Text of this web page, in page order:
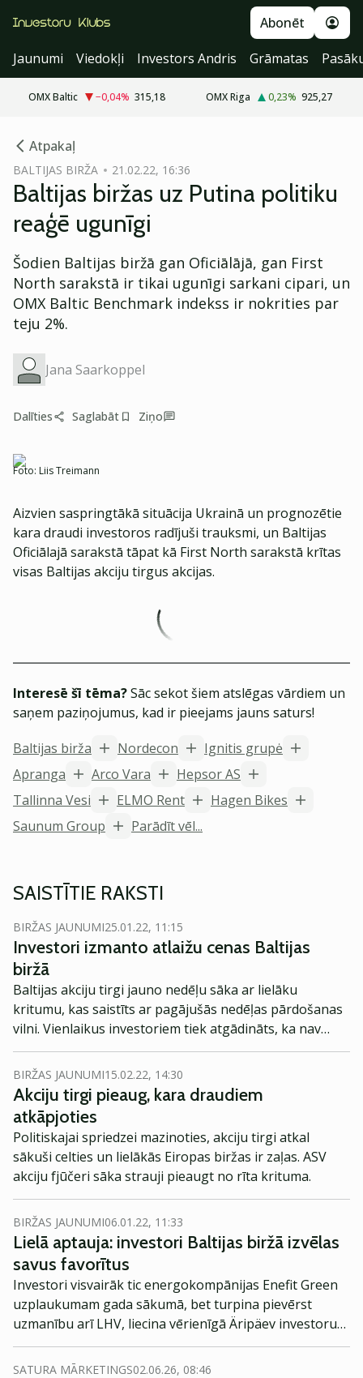
Abonēt
Jaunumi
Viedokļi Investors Andris Grāmatas
OMX Baltic −0,04% 315,18 OMX Riga 0,23% 925,27
Atpakaļ
BALTIJAS BIRŽA 21.02.22, 16:36
Baltijas biržas uz Putina politiku
reaģē ugunīgi
Šodien Baltijas biržā gan Oficiālājā, gan First
North sarakstā ir tikai ugunīgi sarkani cipari, un
OMX Baltic Benchmark indekss ir nokrities par
teju 2%.
Jana Saarkoppel
Dalīties Saglabāt Ziņo
Foto: Liis Treimann
Aizvien saspringtākā situācija Ukrainā un prognozētie
kara draudi investoros radījuši trauksmi, un Baltijas
Oficiālajā sarakstā tāpat kā First North sarakstā krītas
visas Baltijas akciju tirgus akcijas.
Interesē šī tēma?Sāc sekot šiem atslēgas vārdiem un
saņem paziņojumus, kad ir pieejams jauns saturs!
Baltijas birža
Nordecon
Ignitis grupė
Apranga
Arco Vara
Hepsor AS
Tallinna Vesi
ELMO Rent
Hagen Bikes
Saunum Group
Parādīt vēl...
SAISTĪTIE RAKSTI
BIRŽAS JAUNUMI25.01.22, 11:15
Investori izmanto atlaižu cenas Baltijas
biržā
Baltijas akciju tirgi jauno nedēļu sāka ar lielāku
kritumu, kas saistīts ar pagājušās nedēļas pārdošanas
vilni. Vienlaikus investoriem tiek atgādināts, ka nav
vērts iet ar emocijām, un viņi drīzāk palielina savas
pozīcijas.
BIRŽAS JAUNUMI15.02.22, 14:30
Akciju tirgi pieaug, kara draudiem
atkāpjoties
Politiskajai spriedzei mazinoties, akciju tirgi atkal
sākuši celties un lielākās Eiropas biržas ir zaļas. ASV
akciju fjūčeri sāka strauji pieaugt no rīta krituma.
BIRŽAS JAUNUMI06.01.22, 11:33
Lielā aptauja: investori Baltijas biržā izvēlas
savus favorītus
Investori visvairāk tic energokompānijas Enefit Green
uzplaukumam gada sākumā, bet turpina pievērst
uzmanību arī LHV, liecina vērienīgā Äripäev investoru
aptauja.
SATURA MĀRKETINGS02.06.26, 08:46